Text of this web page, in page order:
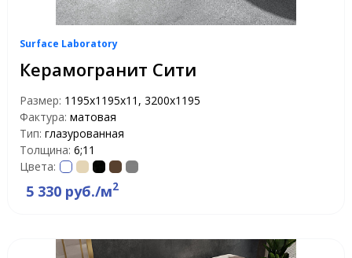
Surface Laboratory
Керамогранит Сити
Размер: 1195х1195х11, 3200x1195
Фактура: матовая
Тип: глазурованная
Толщина: 6;11
Цвета:
5 330 руб./м2